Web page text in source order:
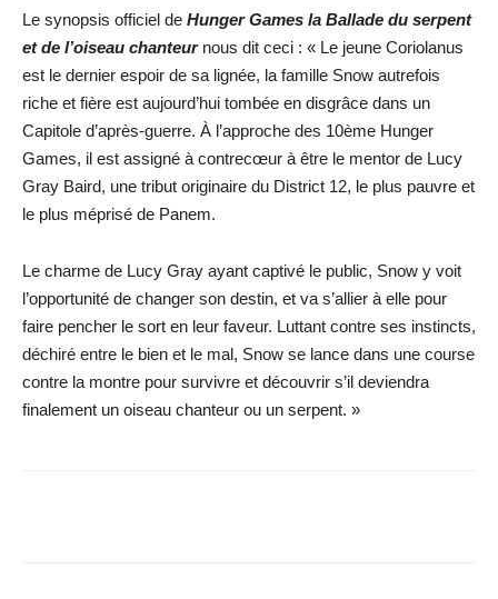
Le synopsis officiel de Hunger Games la Ballade du serpent
et de l’oiseau chanteur nous dit ceci : « Le jeune Coriolanus
est le dernier espoir de sa lignée, la famille Snow autrefois
riche et fière est aujourd’hui tombée en disgrâce dans un
Capitole d’après-guerre. À l’approche des 10ème Hunger
Games, il est assigné à contrecœur à être le mentor de Lucy
Gray Baird, une tribut originaire du District 12, le plus pauvre et
le plus méprisé de Panem.
Le charme de Lucy Gray ayant captivé le public, Snow y voit
l’opportunité de changer son destin, et va s’allier à elle pour
faire pencher le sort en leur faveur. Luttant contre ses instincts,
déchiré entre le bien et le mal, Snow se lance dans une course
contre la montre pour survivre et découvrir s’il deviendra
finalement un oiseau chanteur ou un serpent. »